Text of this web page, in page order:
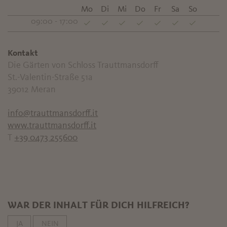
Mo Di Mi Do Fr Sa
So
09:00 - 17:00
Kontakt
Die Gärten von Schloss Trauttmansdorff
St.-Valentin-Straße 51a
39012 Meran
info@trauttmansdorff.it
www.trauttmansdorff.it
+39 0473 255600
WAR DER INHALT FÜR DICH HILFREICH?
JA NEIN